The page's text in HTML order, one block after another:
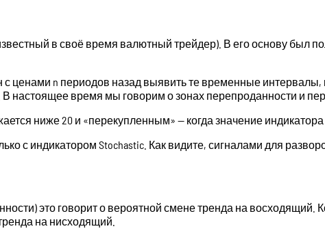
в своё время валютный трейдер). В его основу был
ценами n периодов назад выявить те временные
время мы говорим о зонах перепроданности и
ниже 20 и «перекупленным» — когда значение
с индикатором Stochastic. Как видите, сигналами для
это говорит о вероятной смене тренда на восходящий.
на нисходящий.